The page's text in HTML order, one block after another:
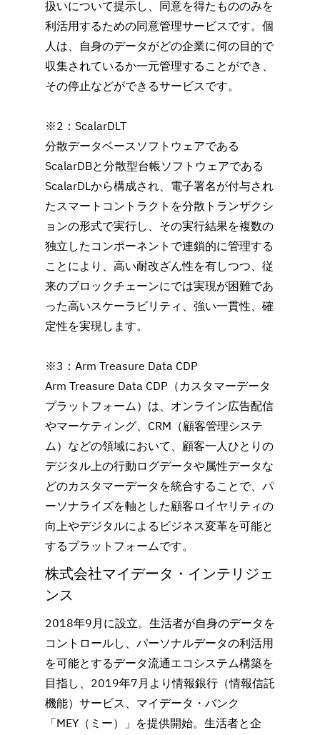
扱いについて提示し、同意を得たもののみを
利活用するための同意管理サービスです。個
人は、自身のデータがどの企業に何の目的で
収集されているか一元管理することができ、
その停止などができるサービスです。
※2：ScalarDLT
分散データベースソフトウェアである
ScalarDBと分散型台帳ソフトウェアである
ScalarDLから構成され、電子署名が付与され
たスマートコントラクトを分散トランザクシ
ョンの形式で実行し、その実行結果を複数の
独立したコンポーネントで連鎖的に管理する
ことにより、高い耐改ざん性を有しつつ、従
来のブロックチェーンにでは実現が困難であ
った高いスケーラビリティ、強い一貫性、確
定性を実現します。
※3：Arm Treasure Data CDP
Arm Treasure Data CDP（カスタマーデータ
プラットフォーム）は、オンライン広告配信
やマーケティング、CRM（顧客管理システ
ム）などの領域において、顧客一人ひとりの
デジタル上の行動ログデータや属性データな
どのカスタマーデータを統合することで、パ
ーソナライズを軸とした顧客ロイヤリティの
向上やデジタルによるビジネス変革を可能と
するプラットフォームです。
株式会社マイデータ・インテリジェ
ンス
2018年9月に設立。生活者が自身のデータを
コントロールし、パーソナルデータの利活用
を可能とするデータ流通エコシステム構築を
目指し、2019年7月より情報銀行（情報信託
機能）サービス、マイデータ・バンク
「MEY（ミー）」を提供開始。生活者と企